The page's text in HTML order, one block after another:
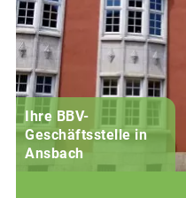
Ihre BBV-
Geschäftsstelle in
Ansbach